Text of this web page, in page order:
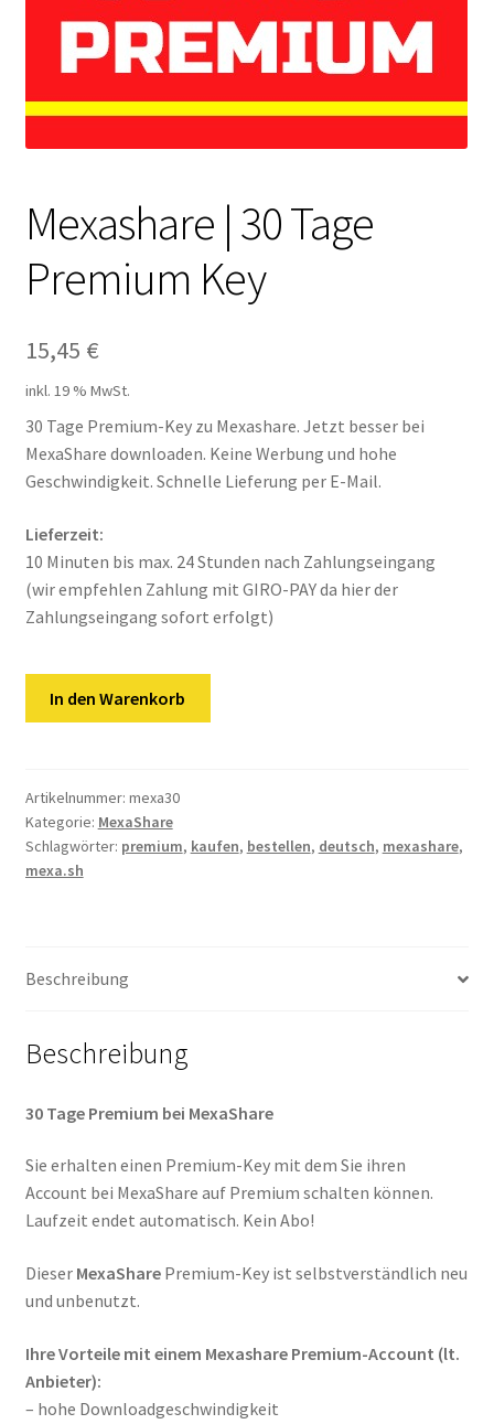
Filesmonster
Filespace
Ex-Load
Impressum
Kontakt
Versandinfos
Widerrufsbelehrung
Zahlungsarten
Mexashare | 30 Tage
Premium Key
15,45 €
inkl. 19 % MwSt.
30 Tage Premium-Key zu Mexashare. Jetzt besser bei
MexaShare downloaden. Keine Werbung und hohe
Geschwindigkeit. Schnelle Lieferung per E-Mail.
Lieferzeit:
10 Minuten bis max. 24 Stunden nach Zahlungseingang
(wir empfehlen Zahlung mit GIRO-PAY da hier der
Zahlungseingang sofort erfolgt)
Premium
Key
Menge
In den Warenkorb
Artikelnummer: mexa30
Kategorie: MexaShare
Schlagwörter: premium, kaufen, bestellen, deutsch, mexashare,
mexa.sh
Beschreibung
Beschreibung
30 Tage Premium bei MexaShare
Sie erhalten einen Premium-Key mit dem Sie ihren
Account bei MexaShare auf Premium schalten können.
Laufzeit endet automatisch. Kein Abo!
Dieser MexaSharePremium-Key ist selbstverständlich neu
und unbenutzt.
Ihre Vorteile mit einem Mexashare Premium-Account (lt.
Anbieter):
– hohe Downloadgeschwindigkeit